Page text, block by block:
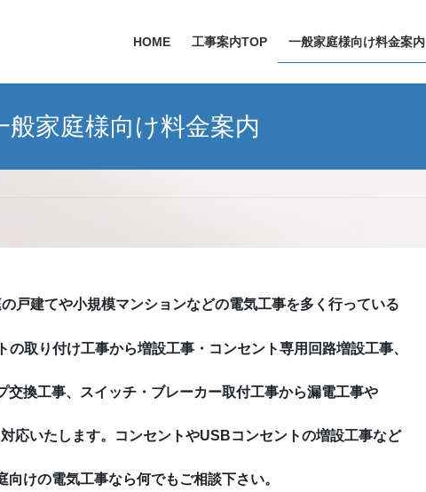
HOME 工事案内TOP 一般家庭様向け料金案内
般家庭様向け料金案内
戸建てや小規模マンションなどの電気工事を多く行っている
取り付け工事から増設工事・コンセント専用回路増設工事、
交換工事、スイッチ・ブレーカー取付工事から漏電工事や
応いたします。コンセントやUSBコンセントの増設工事など
向けの電気工事なら何でもご相談下さい。